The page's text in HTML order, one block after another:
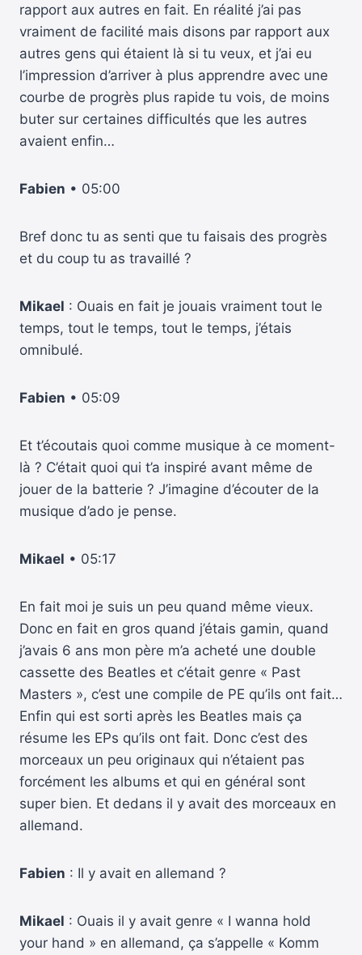
rapport aux autres en fait. En réalité j’ai pas
vraiment de facilité mais disons par rapport aux
autres gens qui étaient là si tu veux, et j’ai eu
l’impression d’arriver à plus apprendre avec une
courbe de progrès plus rapide tu vois, de moins
buter sur certaines difficultés que les autres
avaient enfin…
Fabien • 05:00
Bref donc tu as senti que tu faisais des progrès
et du coup tu as travaillé ?
Mikael : Ouais en fait je jouais vraiment tout le
temps, tout le temps, tout le temps, j’étais
omnibulé.
Fabien • 05:09
Et t’écoutais quoi comme musique à ce moment-
là ? C’était quoi qui t’a inspiré avant même de
jouer de la batterie ? J’imagine d’écouter de la
musique d’ado je pense.
Mikael • 05:17
En fait moi je suis un peu quand même vieux.
Donc en fait en gros quand j’étais gamin, quand
j’avais 6 ans mon père m’a acheté une double
cassette des Beatles et c’était genre « Past
Masters », c’est une compile de PE qu’ils ont fait…
Enfin qui est sorti après les Beatles mais ça
résume les EPs qu’ils ont fait. Donc c’est des
morceaux un peu originaux qui n’étaient pas
forcément les albums et qui en général sont
super bien. Et dedans il y avait des morceaux en
allemand.
Fabien : Il y avait en allemand ?
Mikael : Ouais il y avait genre « I wanna hold
your hand » en allemand, ça s’appelle « Komm